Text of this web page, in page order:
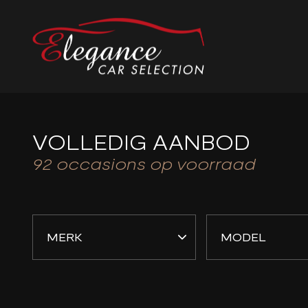
VOLLEDIG AANBOD
92 occasions op voorraad